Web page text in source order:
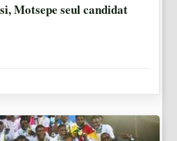
Motsepe seul candidat